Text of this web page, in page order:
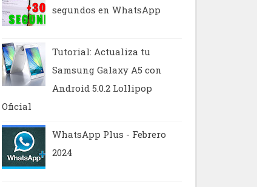
segundos en WhatsApp
Tutorial: Actualiza tu
Samsung Galaxy A5 con
Android 5.0.2 Lollipop
Oficial
WhatsApp Plus - Febrero
2024